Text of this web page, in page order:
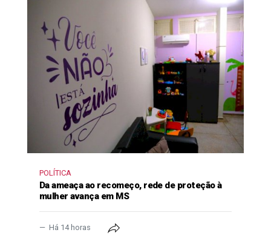
POLÍTICA
Da ameaça ao recomeço, rede de proteção à
mulher avança em MS
Há 14 horas